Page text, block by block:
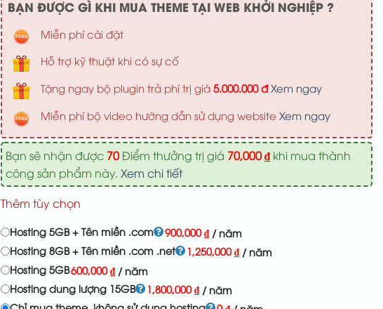
BẠN ĐƯỢC GÌ KHI MUA THEME TẠI WEB KHỞI NGHIỆP ?
Miễn phí cài đặt
Hỗ trợ kỹ thuật khi có sự cố
Tặng ngay bộ plugin trả phí trị giá 5.000.000 đ Xem ngay
Miễn phí bộ video hướng dẫn sử dụng website Xem ngay
Bạn sẽ nhận được 70Điểm thưởng trị giá 70,000₫khi mua thành
công sản phẩm này. Xem chi tiết
Thêm tùy chọn
Hosting 5GB + Tên miền .com 900,000₫ / năm
Hosting 8GB + Tên miền .com .net
1,250,000₫ / năm
Hosting 5GB600,000₫ / năm
Hosting dung lượng 15GB
1,800,000₫ / năm